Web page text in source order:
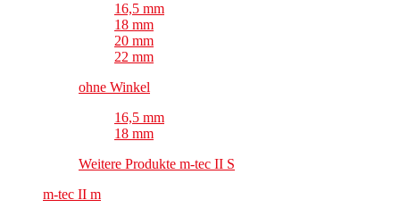
16,5 mm
18 mm
20 mm
22 mm
ohne Winkel
16,5 mm
18 mm
Weitere Produkte m-tec II S
m-tec II m